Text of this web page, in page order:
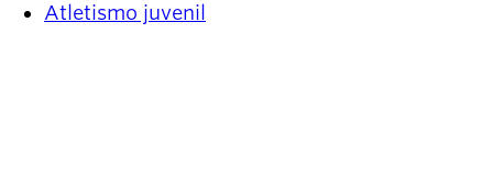
Atletismo juvenil